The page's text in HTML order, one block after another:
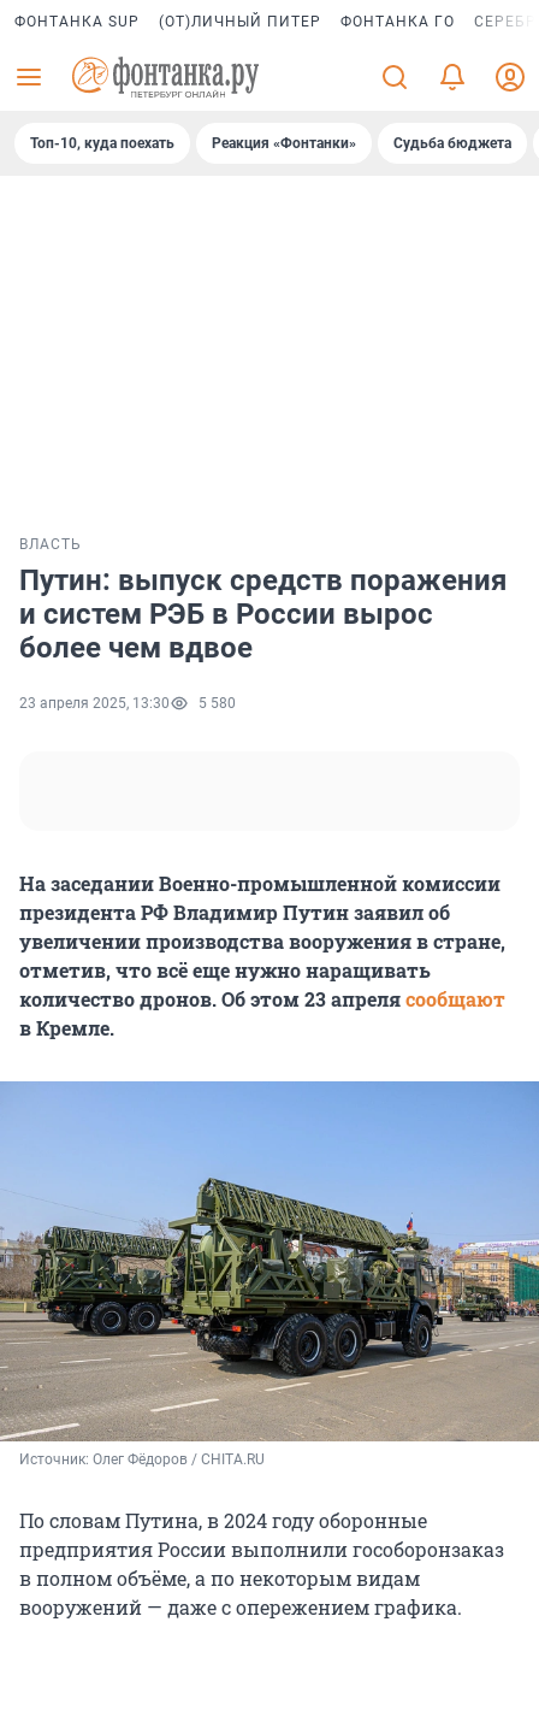
ФОНТАНКА SUP (ОТ)ЛИЧНЫЙ ПИТЕР ФОНТАНКА ГО
Топ-10, куда поехать Реакция «Фонтанки» Судьба бюджета
ВЛАСТЬ
Путин: выпуск средств поражения
и систем РЭБ в России вырос
более чем вдвое
23 апреля 2025, 13:30 5 580
На заседании Военно-промышленной комиссии
президента РФ Владимир Путин заявил об
увеличении производства вооружения в стране,
отметив, что всё еще нужно наращивать
количество дронов. Об этом 23 апрелясообщают
в Кремле.
Источник: Олег Фёдоров / CHITA.RU
По словам Путина, в 2024 году оборонные
предприятия России выполнили гособоронзаказ
в полном объёме, а по некоторым видам
вооружений — даже с опережением графика.